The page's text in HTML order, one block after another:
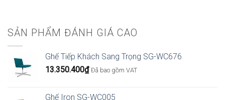
SẢN PHẨM ĐÁNH GIÁ CAO
Ghế Tiếp Khách Sang Trọng SG-WC676
13.350.400₫ Đã bao gồm VAT
Ghế Iron SG-WC005